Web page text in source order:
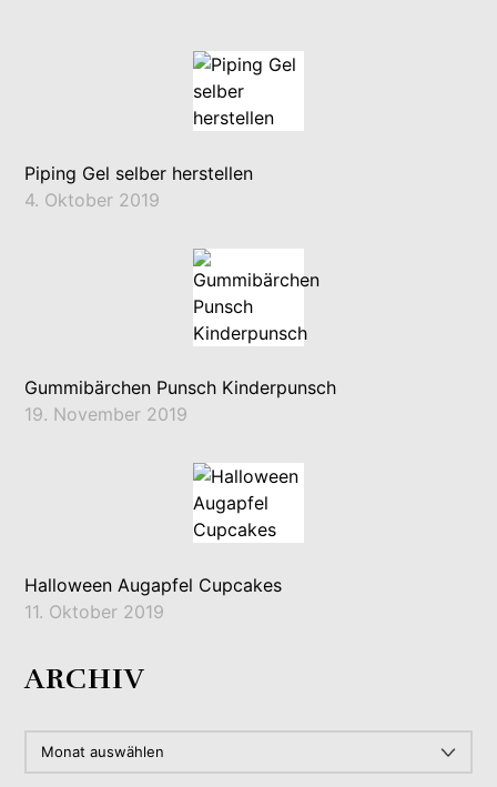
Piping Gel selber herstellen
4. Oktober 2019
Gummibärchen Punsch Kinderpunsch
19. November 2019
Halloween Augapfel Cupcakes
11. Oktober 2019
ARCHIV